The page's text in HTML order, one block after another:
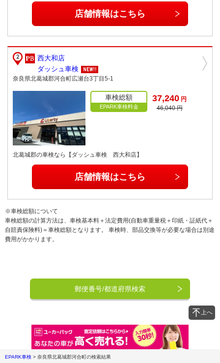
店舗情報はこちら
西大和店
ダッシュ車検
奈良県北葛城郡河合町広瀬台3丁目5-1
車検総額
EPARK車検料金
37,240 円
46,040 円
北葛城郡の車検なら【ダッシュ車検 西大和店】
店舗情報はこちら
※車検総額について
車検総額の計算方法は、車検基本料＋法定費用(自動車重量税＋印紙・証紙代＋
自賠責保険料)＝車検総額となります。 車検時、部品交換等が必要な場合は別途
費用がかかります。
郵便番号/都道府県検索
上へ
EPARK車検 > 奈良県北葛城郡河合町の検索結果